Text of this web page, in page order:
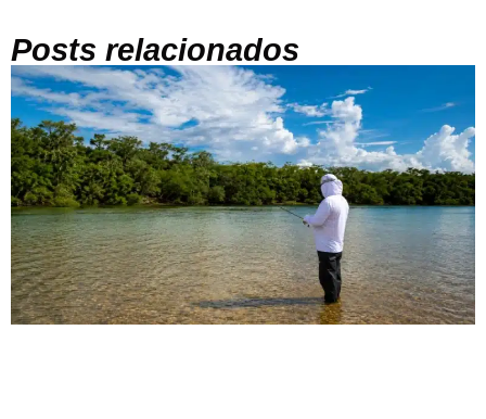
Posts relacionados